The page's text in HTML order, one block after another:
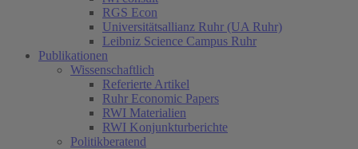
RGS Econ
Universitätsallianz Ruhr (UA Ruhr)
Leibniz Science Campus Ruhr
Publikationen
Wissenschaftlich
Referierte Artikel
Ruhr Economic Papers
RWI Materialien
RWI Konjunkturberichte
Politikberatend